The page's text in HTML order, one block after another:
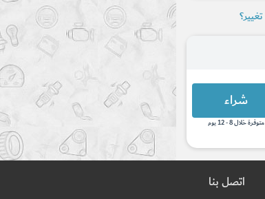
تغيير؟
شراء
متوفرة خلال 8 - 12 يوم
اتصل بنا